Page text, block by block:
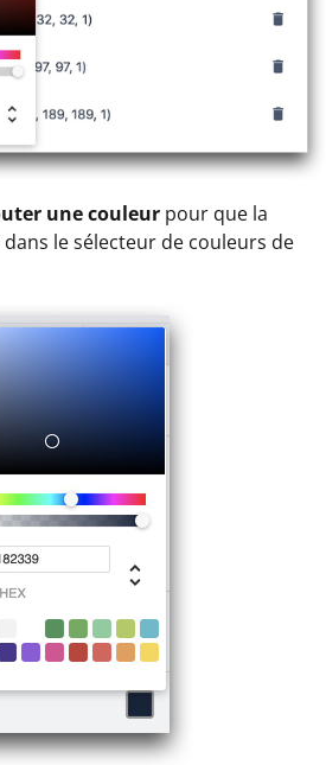
une couleur pour que la
le sélecteur de couleurs de